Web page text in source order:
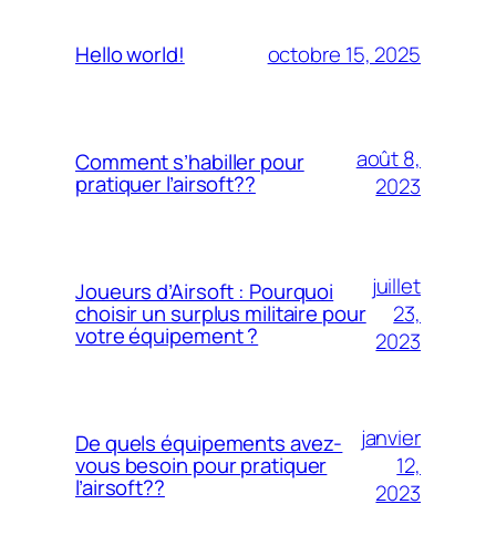
Hello world! octobre 15, 2025
Comment s’habiller pour
pratiquer l’airsoft??
août 8,
2023
Joueurs d’Airsoft : Pourquoi
choisir un surplus militaire pour
votre équipement ?
juillet
23,
2023
De quels équipements avez-
vous besoin pour pratiquer
l’airsoft??
janvier
12,
2023